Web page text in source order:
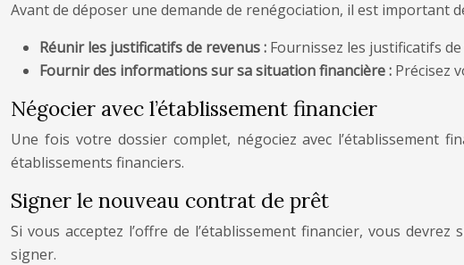
Avant de déposer une demande de renégociation, il est important
Réunir les justificatifs de revenus : Fournissez les justificatifs
Fournir des informations sur sa situation financière : Précisez
Négocier avec l’établissement financier
Une fois votre dossier complet, négociez avec l’établissement
établissements financiers.
Signer le nouveau contrat de prêt
Si vous acceptez l’offre de l’établissement financier, vous
signer.